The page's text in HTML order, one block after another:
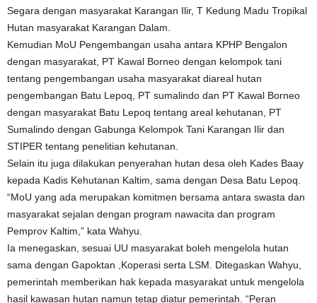
Segara dengan masyarakat Karangan Ilir, T Kedung Madu Tropikal
Hutan masyarakat Karangan Dalam.
Kemudian MoU Pengembangan usaha antara KPHP Bengalon
dengan masyarakat, PT Kawal Borneo dengan kelompok tani
tentang pengembangan usaha masyarakat diareal hutan
pengembangan Batu Lepoq, PT sumalindo dan PT Kawal Borneo
dengan masyarakat Batu Lepoq tentang areal kehutanan, PT
Sumalindo dengan Gabunga Kelompok Tani Karangan Ilir dan
STIPER tentang penelitian kehutanan.
Selain itu juga dilakukan penyerahan hutan desa oleh Kades Baay
kepada Kadis Kehutanan Kaltim, sama dengan Desa Batu Lepoq.
“MoU yang ada merupakan komitmen bersama antara swasta dan
masyarakat sejalan dengan program nawacita dan program
Pemprov Kaltim,” kata Wahyu.
Ia menegaskan, sesuai UU masyarakat boleh mengelola hutan
sama dengan Gapoktan ,Koperasi serta LSM. Ditegaskan Wahyu,
pemerintah memberikan hak kepada masyarakat untuk mengelola
hasil kawasan hutan namun tetap diatur pemerintah. “Peran